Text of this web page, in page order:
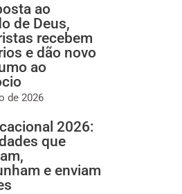
ao
de Deus,
recebem
e dão novo
ao
de 2026
2026:
que
e enviam